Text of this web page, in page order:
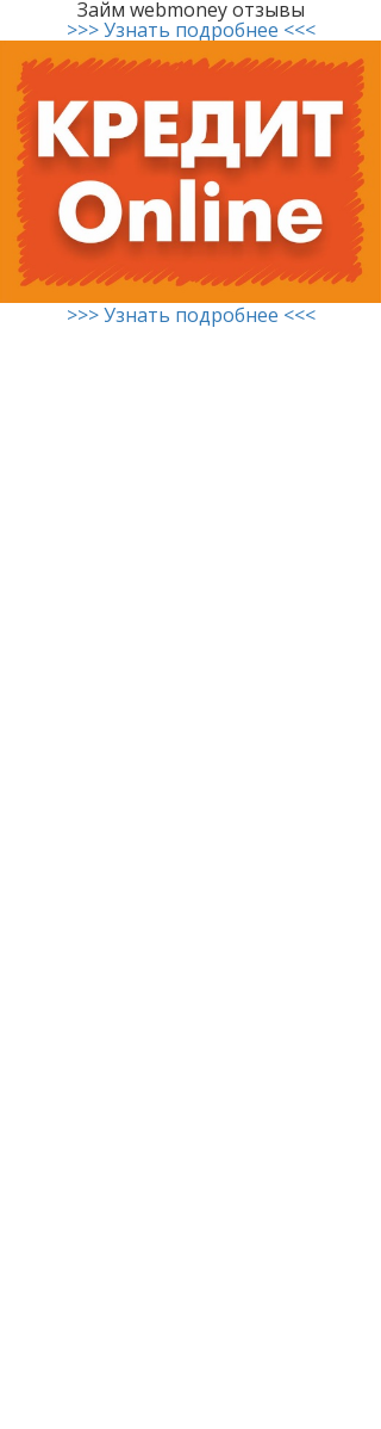
Займ webmoney отзывы
>>> Узнать подробнее <<<
>>> Узнать подробнее <<<